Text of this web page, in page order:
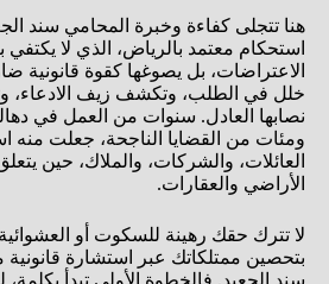
هنا تتجلى كفاءة وخبرة المحامي سند
استحكام معتمد بالرياض، الذي لا يكتفي
الاعتراضات، بل يصوغها كقوة قانونية
خلل في الطلب، وتكشف زيف الادعاء،
نصابها العادل. سنوات من العمل في
ومئات من القضايا الناجحة، جعلت منه
العائلات، والشركات، والملاك، حين
الأراضي والعقارات.
لا تترك حقك رهينة للسكوت أو العشوائية،
بتحصين ممتلكاتك عبر استشارة
سند الجعيد. فالخطوة الأولى تبدأ بكلمة،